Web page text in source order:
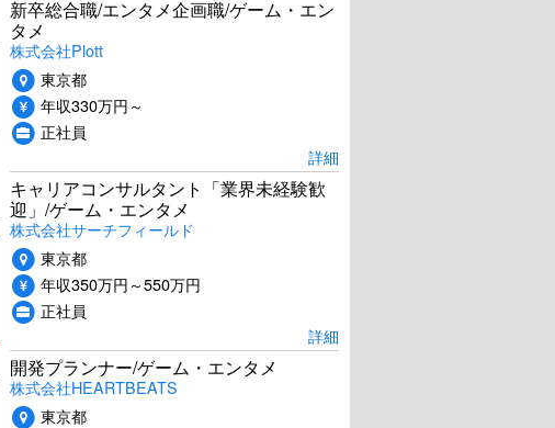
新卒総合職/エンタメ企画職/ゲーム・エン
タメ
株式会社Plott
東京都
年収330万円～
正社員
詳細
キャリアコンサルタント「業界未経験歓
迎」/ゲーム・エンタメ
株式会社サーチフィールド
東京都
年収350万円～550万円
正社員
詳細
開発プランナー/ゲーム・エンタメ
株式会社HEARTBEATS
東京都